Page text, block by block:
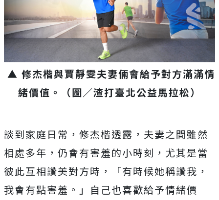
▲ 修杰楷與賈靜雯夫妻倆會給予對方滿滿情
緒價值。（圖／渣打臺北公益馬拉松）
談到家庭日常，修杰楷透露，夫妻之間雖然
相處多年，仍會有害羞的小時刻，尤其是當
彼此互相讚美對方時，「有時候她稱讚我，
我會有點害羞。」自己也喜歡給予情緒價